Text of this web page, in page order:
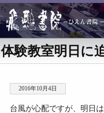
体験教室明日に
2016年10月4日
台風が心配ですが、明日